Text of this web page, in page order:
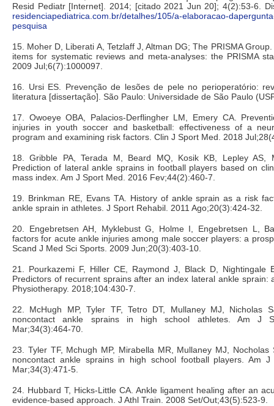
Resid Pediatr [Internet]. 2014; [citado 2021 Jun 20]; 4(2):53-6.
residenciapediatrica.com.br/detalhes/105/a-elaboracao-
pesquisa
15. Moher D, Liberati A, Tetzlaff J, Altman DG; The PRISMA
items for systematic reviews and meta-analyses: the PRISMA
2009 Jul;6(7):1000097.
16. Ursi ES. Prevenção de lesões de pele no perioperatório:
literatura [dissertação]. São Paulo: Universidade de São Paulo
17. Owoeye OBA, Palacios-Derflingher LM, Emery CA.
injuries in youth soccer and basketball: effectiveness of a
program and examining risk factors. Clin J Sport Med. 2018
18. Gribble PA, Terada M, Beard MQ, Kosik KB, Lepley AS,
Prediction of lateral ankle sprains in football players based on
mass index. Am J Sport Med. 2016 Fev;44(2):460-7.
19. Brinkman RE, Evans TA. History of ankle sprain as a risk
ankle sprain in athletes. J Sport Rehabil. 2011 Ago;20(3):424-32.
20. Engebretsen AH, Myklebust G, Holme I, Engebretsen L,
factors for acute ankle injuries among male soccer players: a
Scand J Med Sci Sports. 2009 Jun;20(3):403-10.
21. Pourkazemi F, Hiller CE, Raymond J, Black D, Nightingale
Predictors of recurrent sprains after an index lateral ankle sprain:
Physiotherapy. 2018;104:430-7.
22. McHugh MP, Tyler TF, Tetro DT, Mullaney MJ, Nicholas
noncontact ankle sprains in high school athletes. Am J
Mar;34(3):464-70.
23. Tyler TF, Mchugh MP, Mirabella MR, Mullaney MJ, Nocholas
noncontact ankle sprains in high school football players. Am
Mar;34(3):471-5.
24. Hubbard T, Hicks-Little CA. Ankle ligament healing after an
evidence-based approach. J Athl Train. 2008 Set/Out;43(5):523-9.